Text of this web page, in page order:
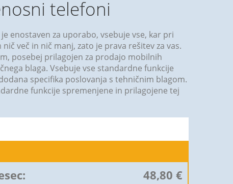
telefoni
enostaven za uporabo, vsebuje vse, kar pri
več in nič manj, zato je prava rešitev za vas.
posebej prilagojen za prodajo mobilnih
blaga. Vsebuje vse standardne funkcije
specifika poslovanja s tehničnim blagom.
funkcije spremenjene in prilagojene tej
48,80 €